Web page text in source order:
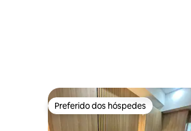
Preferido dos hóspedes
Preferido dos hóspedes